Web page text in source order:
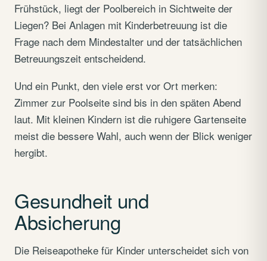
Frühstück, liegt der Poolbereich in Sichtweite der
Liegen? Bei Anlagen mit Kinderbetreuung ist die
Frage nach dem Mindestalter und der tatsächlichen
Betreuungszeit entscheidend.
Und ein Punkt, den viele erst vor Ort merken:
Zimmer zur Poolseite sind bis in den späten Abend
laut. Mit kleinen Kindern ist die ruhigere Gartenseite
meist die bessere Wahl, auch wenn der Blick weniger
hergibt.
Gesundheit und
Absicherung
Die Reiseapotheke für Kinder unterscheidet sich von